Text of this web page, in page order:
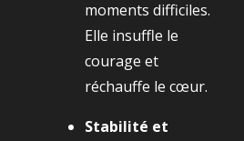
moments difficiles.
Elle insuffle le
courage et
réchauffe le cœur.
Stabilité et